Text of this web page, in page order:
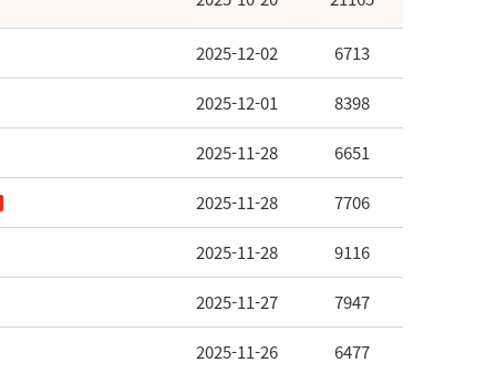
2025-12-02 6713
2025-12-01 8398
2025-11-28 6651
2025-11-28 7706
2025-11-28 9116
2025-11-27 7947
2025-11-26 6477